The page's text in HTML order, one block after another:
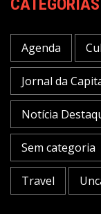
CATEGORIAS
Agenda
Jornal da
Notícia
Sem categoria
Travel